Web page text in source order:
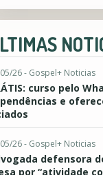
26 - Gospel+ Noticias
curso pelo
e
26 - Gospel+ Noticias
defensora
por “atividade